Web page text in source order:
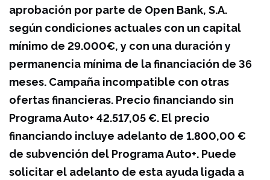
aprobación por parte de Open Bank, S.A.
según condiciones actuales con un capital
mínimo de 29.000€, y con una duración y
permanencia mínima de la financiación de 36
meses. Campaña incompatible con otras
ofertas financieras. Precio financiando sin
Programa Auto+ 42.517,05 €. El precio
financiando incluye adelanto de 1.800,00 €
de subvención del Programa Auto+. Puede
solicitar el adelanto de esta ayuda ligada a